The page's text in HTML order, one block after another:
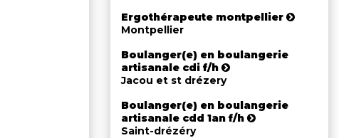
Ergothérapeute montpellier
Montpellier
Boulanger(e) en boulangerie
artisanale cdi f/h
Jacou et st drézery
Boulanger(e) en boulangerie
artisanale cdd 1an f/h
Saint-drézéry